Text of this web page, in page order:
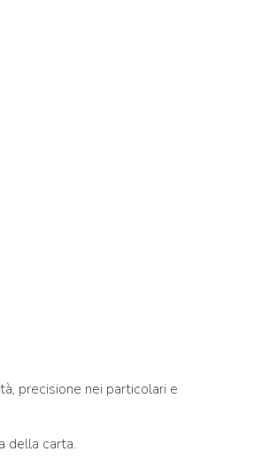
precisione nei particolari e
della carta.